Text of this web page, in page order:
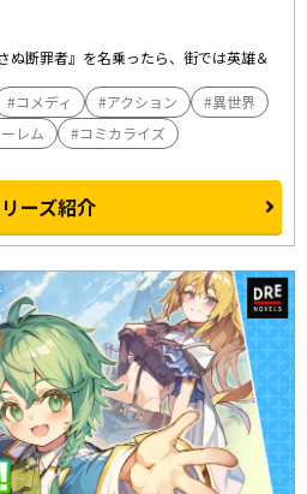
ぬ断罪者』を名乗ったら、街では英雄＆
コメディ アクション
異世界
レム
コミカライズ
ーズ紹介